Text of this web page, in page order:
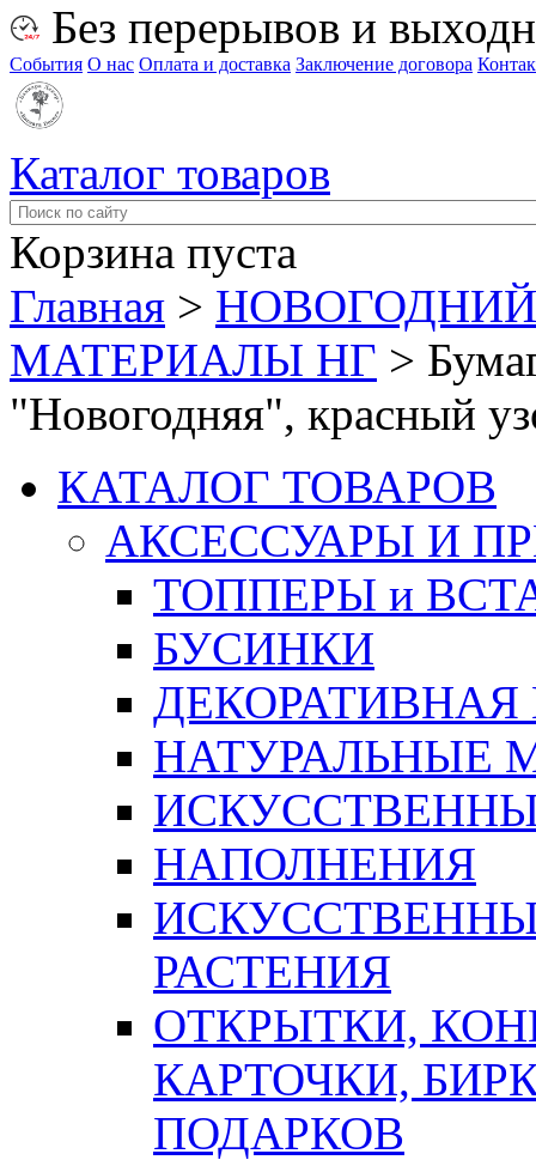
Без перерывов и
События О нас Оплата и доставка Заключение договора
Каталог товаров
Корзина пуста
Главная >
МАТЕРИАЛЫ НГ >
"Новогодняя", красный
КАТАЛОГ ТОВАРОВ
АКСЕССУАРЫ И
ТОППЕРЫ и
БУСИНКИ
ДЕКОРАТИВНАЯ
НАТУРАЛЬНЫЕ
НАПОЛНЕНИЯ
РАСТЕНИЯ
ОТКРЫТКИ,
КАРТОЧКИ,
ПОДАРКОВ